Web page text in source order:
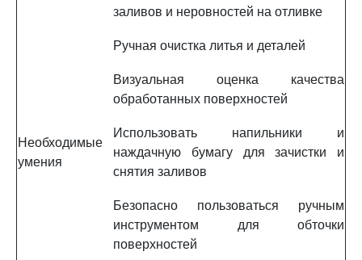
заливов и неровностей на отливке
Ручная очистка литья и деталей
Визуальная оценка качества
обработанных поверхностей
Необходимые
умения
Использовать напильники и
наждачную бумагу для зачистки и
снятия заливов
Безопасно пользоваться ручным
инструментом для обточки
поверхностей